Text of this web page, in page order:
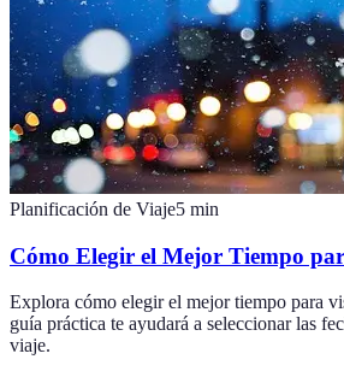
Planificación de Viaje5 min
Cómo Elegir el Mejor Tiempo
Explora cómo elegir el mejor tiempo para
guía práctica te ayudará a seleccionar las
viaje.